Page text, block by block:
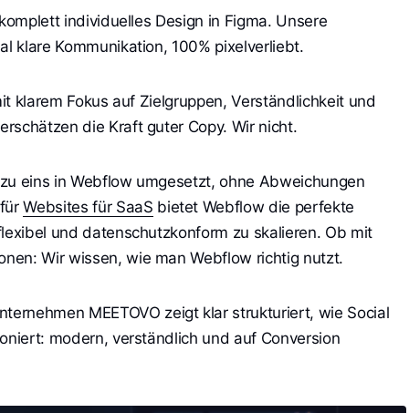
individuelles Design in Figma. Unsere
klare Kommunikation, 100% pixelverliebt.
klarem Fokus auf Zielgruppen, Verständlichkeit und
die Kraft guter Copy. Wir nicht.
eins in Webflow umgesetzt, ohne Abweichungen
fürWebsites für SaaS bietet Webflow die perfekte
und datenschutzkonform zu skalieren. Ob mit
Wir wissen, wie man Webflow richtig nutzt.
MEETOVO zeigt klar strukturiert, wie Social
modern, verständlich und auf Conversion